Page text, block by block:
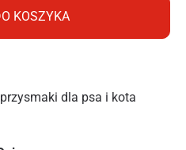
KOSZYKA
dla psa i kota